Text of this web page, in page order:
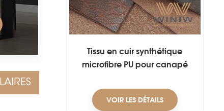
Tissu en cuir synthétique
microfibre PU pour canapé
VOIR LES DÉTAILS